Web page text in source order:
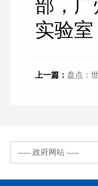
部，广
实验
上一篇： 盘点：